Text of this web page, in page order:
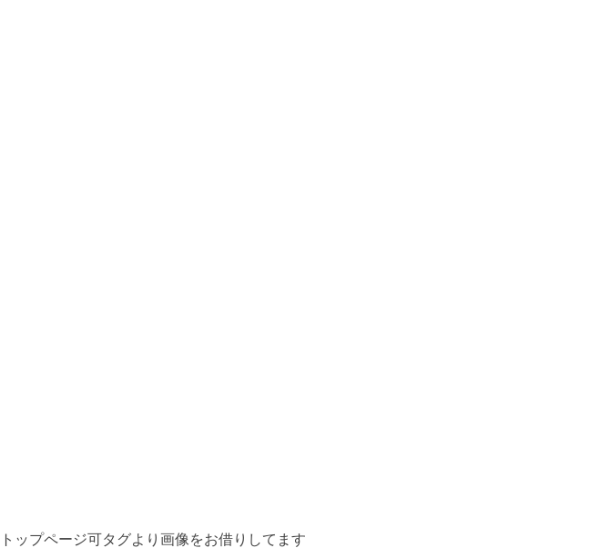
トップページ可タグより画像をお借りしてます